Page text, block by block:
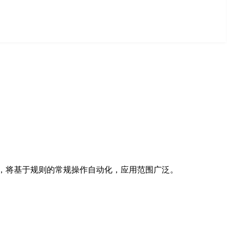
将基于规则的常规操作自动化，应用范围广泛。